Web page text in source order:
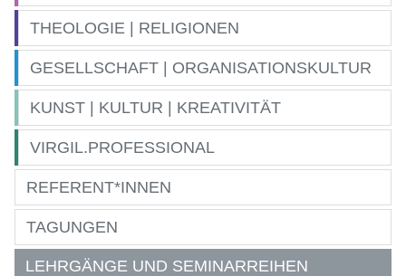
THEOLOGIE | RELIGIONEN
GESELLSCHAFT | ORGANISATIONSKULTUR
KUNST | KULTUR | KREATIVITÄT
VIRGIL.PROFESSIONAL
REFERENT*INNEN
TAGUNGEN
LEHRGÄNGE UND SEMINARREIHEN